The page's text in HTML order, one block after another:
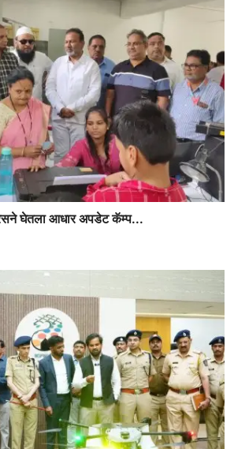
घेतला आधार अपडेट कॅम्प...